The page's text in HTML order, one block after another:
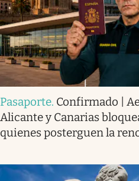
Pasaporte. Confirmado |
Alicante y Canarias
quienes posterguen la